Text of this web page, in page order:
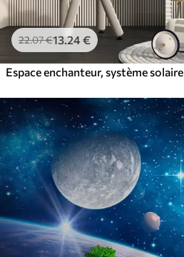
22.07€13.24€
Espace enchanteur, système solaire